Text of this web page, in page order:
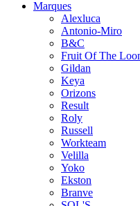
Marques
Alexluca
Antonio-Miro
B&C
Fruit Of The
Gildan
Keya
Orizons
Result
Roly
Russell
Workteam
Velilla
Yoko
Ekston
Branve